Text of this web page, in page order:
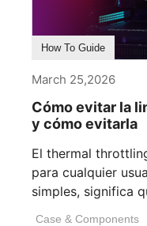
How To Guide
March 25,2026
Cómo evitar la
y cómo evitarla
El thermal
para cualquier
simples, significa
Case & Components